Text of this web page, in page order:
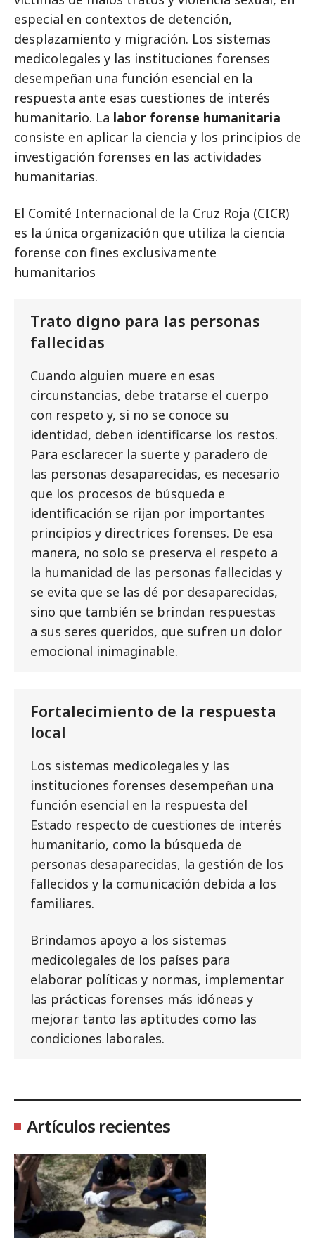
especial en contextos de detención,
desplazamiento y migración. Los sistemas
medicolegales y las instituciones forenses
desempeñan una función esencial en la
respuesta ante esas cuestiones de interés
humanitario. La labor forense humanitaria
consiste en aplicar la ciencia y los principios de
investigación forenses en las actividades
humanitarias.
El Comité Internacional de la Cruz Roja (CICR)
es la única organización que utiliza la ciencia
forense con fines exclusivamente
humanitarios
Trato digno para las personas
fallecidas
Cuando alguien muere en esas
circunstancias, debe tratarse el cuerpo
con respeto y, si no se conoce su
identidad, deben identificarse los restos.
Para esclarecer la suerte y paradero de
las personas desaparecidas, es necesario
que los procesos de búsqueda e
identificación se rijan por importantes
principios y directrices forenses. De esa
manera, no solo se preserva el respeto a
la humanidad de las personas fallecidas y
se evita que se las dé por desaparecidas,
sino que también se brindan respuestas
a sus seres queridos, que sufren un dolor
emocional inimaginable.
Fortalecimiento de la respuesta
local
Los sistemas medicolegales y las
instituciones forenses desempeñan una
función esencial en la respuesta del
Estado respecto de cuestiones de interés
humanitario, como la búsqueda de
personas desaparecidas, la gestión de los
fallecidos y la comunicación debida a los
familiares.
Brindamos apoyo a los sistemas
medicolegales de los países para
elaborar políticas y normas, implementar
las prácticas forenses más idóneas y
mejorar tanto las aptitudes como las
condiciones laborales.
Artículos recientes